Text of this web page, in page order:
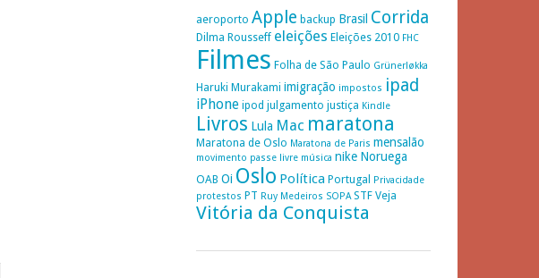
aeroporto Apple backup Brasil Corrida
Dilma Rousseff eleições Eleições 2010 FHC
Filmes Folha de São Paulo Grünerløkka
Haruki Murakami imigração impostos ipad
iPhone ipod julgamento justiça Kindle
Livros Lula Mac maratona
Maratona de Oslo Maratona de Paris mensalão
movimento passe livre música nike Noruega
OAB Oi Oslo Política Portugal
Privacidade
protestos PT Ruy Medeiros SOPA STF Veja
Vitória da Conquista